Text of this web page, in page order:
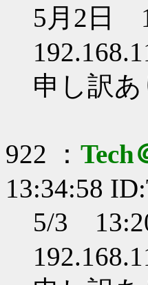
5月2日
申し訳
922 ：
13:34:58
5/3